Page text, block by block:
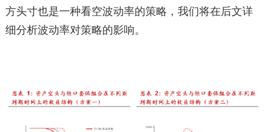
方头寸也是一种看空波动率的策略，我们将在后文详
细分析波动率对策略的影响。